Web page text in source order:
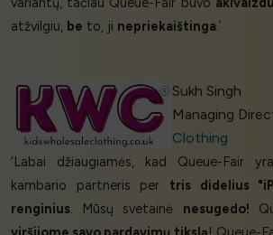
atžvilgiu, be to, ji nepriekaištinga.’
Sukh Singh
Managing
Clothing
‘Labai džiaugiamės, kad Queue-Fair
kambario partneris per tris didelius
renginius. Mūsų svetainė nesugedo!